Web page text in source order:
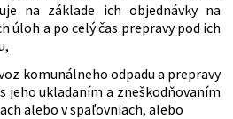
na základe ich objednávky na
úloh a po celý čas prepravy pod ich
komunálneho odpadu a prepravy
jeho ukladaním a zneškodňovaním
alebo v spaľovniach, alebo